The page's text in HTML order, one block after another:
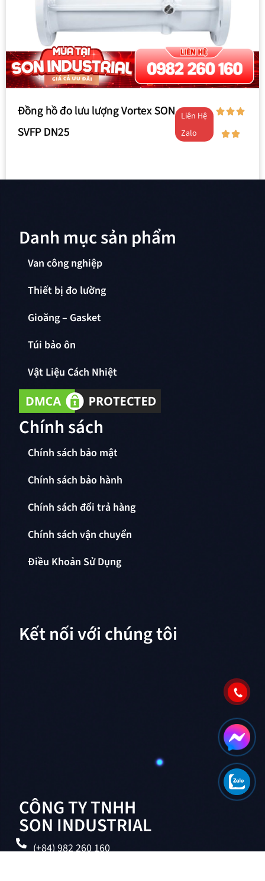
Đồng hồ đo lưu lượng Vortex SON
SVFP DN25
Liên Hệ
Zalo
CÔNG TY TNHH
SON INDUSTRIAL
(+84) 982 260 160
Danh mục sản phẩm
Van công nghiệp
Thiết bị đo lường
Gioăng – Gasket
Túi bảo ôn
Vật Liệu Cách Nhiệt
Chính sách
Chính sách bảo mật
Chính sách bảo hành
Chính sách đổi trả hàng
Chính sách vận chuyển
Điều Khoản Sử Dụng
Kết nối với chúng tôi